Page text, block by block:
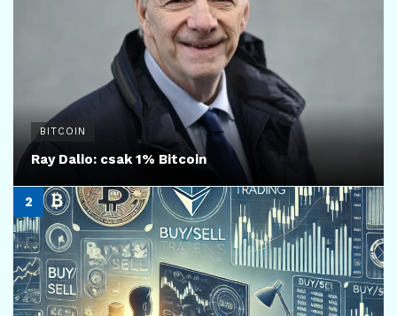
BITCOIN
Ray Dalio: csak 1% Bitcoin